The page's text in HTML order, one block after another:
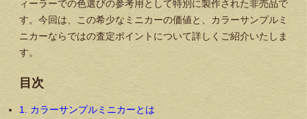
ィーラーでの色選びの参考用として特別に製作された非売品で
す。今回は、この希少なミニカーの価値と、カラーサンプルミ
ニカーならではの査定ポイントについて詳しくご紹介いたしま
す。
目次
1. カラーサンプルミニカーとは